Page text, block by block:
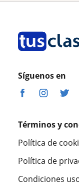
Síguenos en
Términos y
Política de
Política de
Condiciones